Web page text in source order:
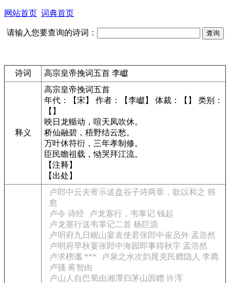
网站首页 词典首页
请输入您要查询的诗词：
诗词 高宗皇帝挽词五首 李巘
释义
高宗皇帝挽词五首
年代：【宋】 作者：【李巘】 体裁：【】 类别：
【】
映日龙輴动，喧天凤吹休。
桥仙融碧，梧野结云愁。
万叶休符衍，三年孝制修。
臣民瞻祖载，恸哭拜江流。
【注释】
【出处】
卢郎中云夫寄示送盘谷子诗两章，歌以和之 韩
愈
卢令 诗经
卢龙塞行，韦掌记 钱起
卢龙塞行送韦掌记二首 杨巨源
卢明府九日岘山宴袁使君张郎中崔员外 孟浩然
卢明府早秋宴张郎中海园即事得秋字 孟浩然
卢求榜谶 ***
卢泉之水次韵晁克民赠隐人 李廌
卢骚 蒋智由
卢山人自巴蜀由湘潭归茅山因赠 许浑